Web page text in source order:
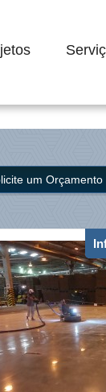
um Orçamento